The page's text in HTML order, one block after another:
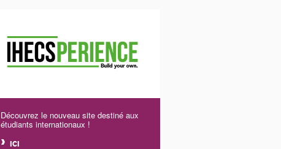
Découvrez le nouveau site destiné aux
étudiants internationaux !
ICI